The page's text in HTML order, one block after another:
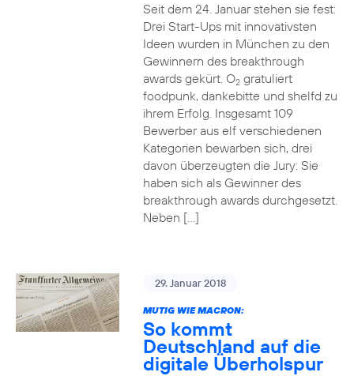
Seit dem 24. Januar stehen sie fest:
Drei Start-Ups mit innovativsten
Ideen wurden in München zu den
Gewinnern des breakthrough
awards gekürt. O2gratuliert
foodpunk, dankebitte und shelfd zu
ihrem Erfolg. Insgesamt 109
Bewerber aus elf verschiedenen
Kategorien bewarben sich, drei
davon überzeugten die Jury: Sie
haben sich als Gewinner des
breakthrough awards durchgesetzt.
Neben […]
29. Januar 2018
MUTIG WIE MACRON:
So kommt
Deutschland auf die
digitale Überholspur